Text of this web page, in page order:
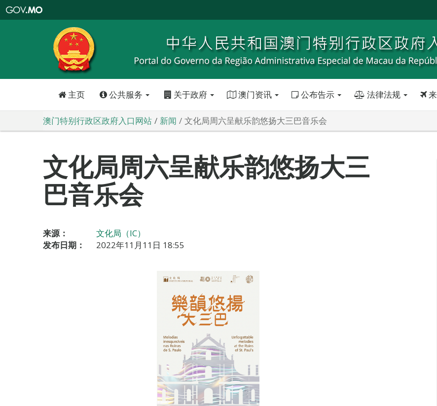
特
政
区
政
口
主页 公共服务 关于政府 澳门资讯 公布告示 法律法规
澳门特别行政区政府入口网站 新闻 文化局周六呈献乐韵悠扬大三巴音乐会
文化局周六呈献乐韵悠扬大三
巴音乐会
来源：
文化局（IC）
发布日期：
2022年11月11日 18:55